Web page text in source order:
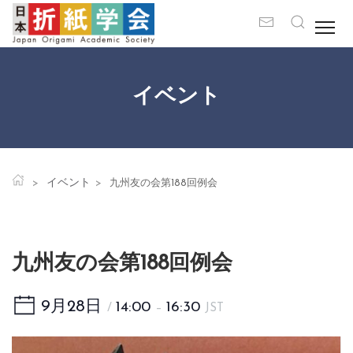
イベント
イベント 九州友の会第188回例会
九州友の会第188回例会
9月28日 / 14:00 – 16:30 JST